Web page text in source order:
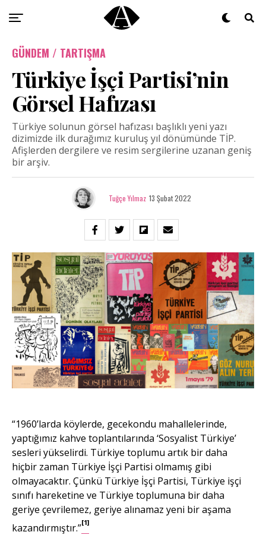
GÜNDEM / TARTIŞMA
Türkiye İşçi Partisi’nin
Görsel Hafızası
Türkiye solunun görsel hafızası başlıklı yeni yazı
dizimizde ilk durağımız kuruluş yıl dönümünde TİP.
Afişlerden dergilere ve resim sergilerine uzanan geniş
bir arşiv.
Tuğçe Yılmaz 13 Şubat 2022
“1960’larda köylerde, gecekondu mahallelerinde,
yaptığımız kahve toplantılarında ‘Sosyalist Türkiye’
sesleri yükselirdi. Türkiye toplumu artık bir daha
hiçbir zaman Türkiye İşçi Partisi olmamış gibi
olmayacaktır. Çünkü Türkiye İşçi Partisi, Türkiye işçi
sınıfı hareketine ve Türkiye toplumuna bir daha
geriye çevrilemez, geriye alınamaz yeni bir aşama
kazandırmıştır.”[1]